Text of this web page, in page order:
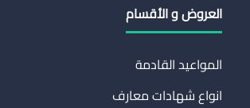
العروض و الأقسام
المواعيد القادمة
انواع شهادات معارف